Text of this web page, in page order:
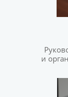
и